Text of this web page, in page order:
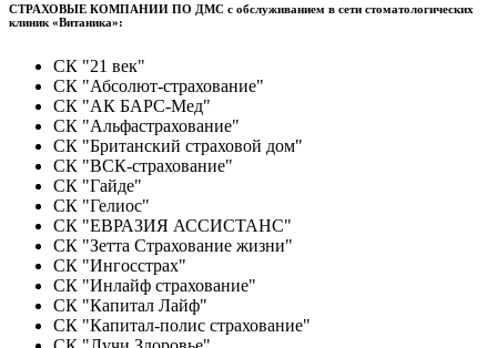
СТРАХОВЫЕ КОМПАНИИ ПО ДМС с обслуживанием в сети стоматологических
клиник «Витаника»:
СК "21 век"
СК "Абсолют-страхование"
СК "АК БАРС-Мед"
СК "Альфастрахование"
СК "Британский страховой дом"
СК "ВСК-страхование"
СК "Гайде"
СК "Гелиос"
СК "ЕВРАЗИЯ АССИСТАНС"
СК "Зетта Страхование жизни"
СК "Ингосстрах"
СК "Инлайф страхование"
СК "Капитал Лайф"
СК "Капитал-полис страхование"